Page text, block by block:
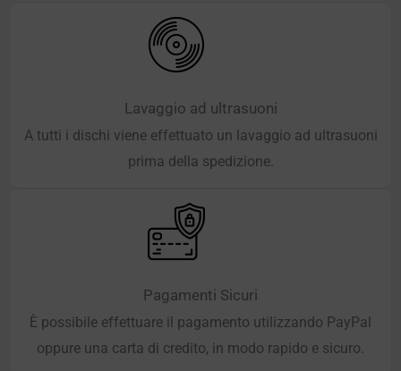
Lavaggio ad ultrasuoni
A tutti i dischi viene effettuato un lavaggio ad ultrasuoni
prima della spedizione.
Pagamenti Sicuri
È possibile effettuare il pagamento utilizzando PayPal
oppure una carta di credito, in modo rapido e sicuro.